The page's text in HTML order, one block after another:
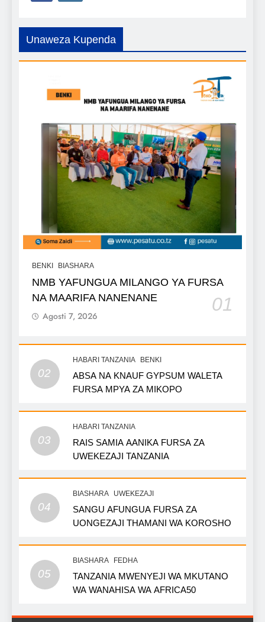
Unaweza Kupenda
BENKI BIASHARA
NMB YAFUNGUA MILANGO YA FURSA
NA MAARIFA NANENANE
01
Agosti 7, 2026
02
HABARI TANZANIA BENKI
ABSA NA KNAUF GYPSUM WALETA
FURSA MPYA ZA MIKOPO
03
HABARI TANZANIA
RAIS SAMIA AANIKA FURSA ZA
UWEKEZAJI TANZANIA
04
BIASHARA UWEKEZAJI
SANGU AFUNGUA FURSA ZA
UONGEZAJI THAMANI WA KOROSHO
05
BIASHARA FEDHA
TANZANIA MWENYEJI WA MKUTANO
WA WANAHISA WA AFRICA50